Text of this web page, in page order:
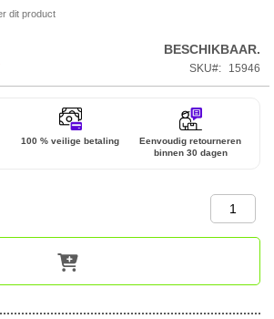
dit product
BESCHIKBAAR.
SKU 15946
100 % veilige betaling
Eenvoudig retourneren
binnen 30 dagen